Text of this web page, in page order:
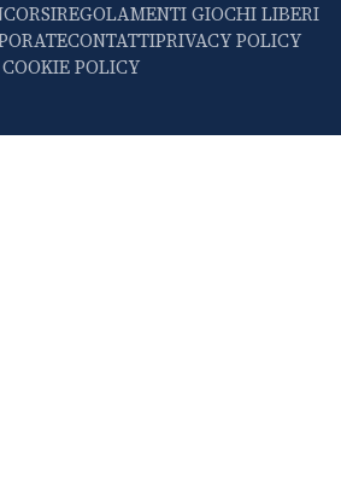
REGOLAMENTI GIOCHI LIBERI
CONTATTIPRIVACY POLICY
COOKIE POLICY